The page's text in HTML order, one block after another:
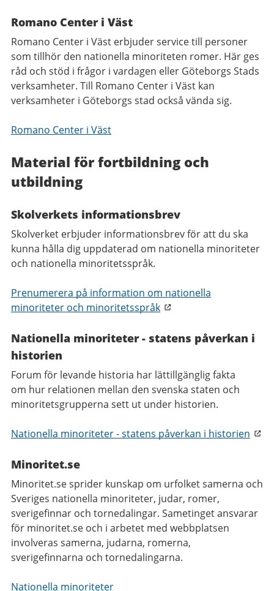
Romano Center i Väst
Romano Center i Väst erbjuder service till personer
som tillhör den nationella minoriteten romer. Här ges
råd och stöd i frågor i vardagen eller Göteborgs Stads
verksamheter. Till Romano Center i Väst kan
verksamheter i Göteborgs stad också vända sig.
Romano Center i Väst
Material för fortbildning och
utbildning
Skolverkets informationsbrev
Skolverket erbjuder informationsbrev för att du ska
kunna hålla dig uppdaterad om nationella minoriteter
och nationella minoritetsspråk.
Prenumerera på information om nationella
minoriteter och minoritetsspråk
Nationella minoriteter ­- statens påverkan i
historien
Forum för levande historia har lättillgänglig fakta
om hur relationen mellan den svenska staten och
minoritetsgrupperna sett ut under historien.
Nationella minoriteter - statens påverkan i historien
Minoritet.se
Minoritet.se sprider kunskap om urfolket samerna och
Sveriges nationella minoriteter, judar, romer,
sverigefinnar och tornedalingar. Sametinget ansvarar
för minoritet.se och i arbetet med webbplatsen
involveras samerna, judarna, romerna,
sverigefinnarna och tornedalingarna.
Nationella minoriteter